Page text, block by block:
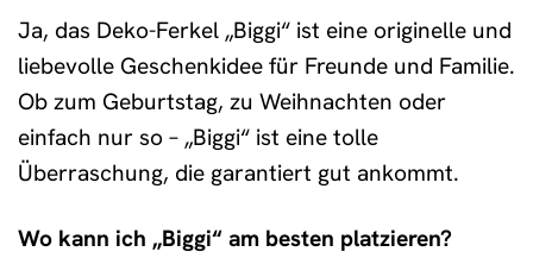
Ja, das Deko-Ferkel „Biggi“ ist eine originelle und
liebevolle Geschenkidee für Freunde und Familie.
Ob zum Geburtstag, zu Weihnachten oder
einfach nur so – „Biggi“ ist eine tolle
Überraschung, die garantiert gut ankommt.
Wo kann ich „Biggi“ am besten platzieren?